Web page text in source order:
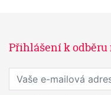
Přihlášení k
Přihlaste se k odběru